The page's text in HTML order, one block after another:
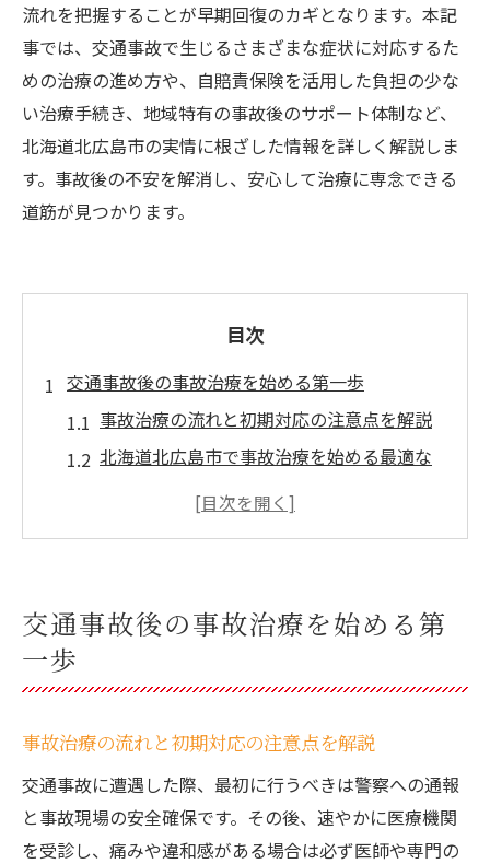
流れを把握することが早期回復のカギとなります。本記
事では、交通事故で生じるさまざまな症状に対応するた
めの治療の進め方や、自賠責保険を活用した負担の少な
い治療手続き、地域特有の事故後のサポート体制など、
北海道北広島市の実情に根ざした情報を詳しく解説しま
す。事故後の不安を解消し、安心して治療に専念できる
道筋が見つかります。
目次
交通事故後の事故治療を始める第一歩
事故治療の流れと初期対応の注意点を解説
北海道北広島市で事故治療を始める最適な
方法
確認
北海道北広島市で信頼される事故治療法
事故治療で選ばれる北海道北広島市の施術
特徴
交通事故患者に適した事故治療法の選び方
交通事故後の事故治療を始める第
一歩
事故治療の流れと初期対応の注意点を解説
交通事故に遭遇した際、最初に行うべきは警察への通報
と事故現場の安全確保です。その後、速やかに医療機関
を受診し、痛みや違和感がある場合は必ず医師や専門の